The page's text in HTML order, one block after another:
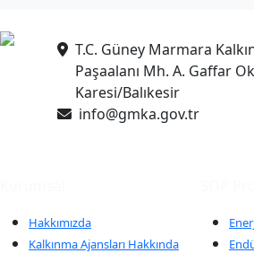
T.C. Güney Marmara
Paşaalanı Mh. A. Gaffar
Karesi/Balıkesir
info@gmka.gov.tr
Hakkımızda
Kalkınma Ajansları Hakkında